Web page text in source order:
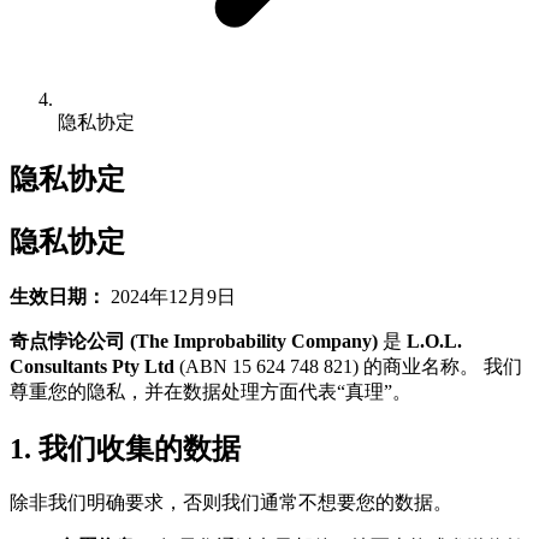
隐私协定
隐私协定
隐私协定
生效日期： 2024年12月9日
奇点悖论公司 (The Improbability Company) 是 L.O.L.
Consultants Pty Ltd (ABN 15 624 748 821) 的商业名称。 我们
尊重您的隐私，并在数据处理方面代表“真理”。
1. 我们收集的数据
除非我们明确要求，否则我们通常不想要您的数据。